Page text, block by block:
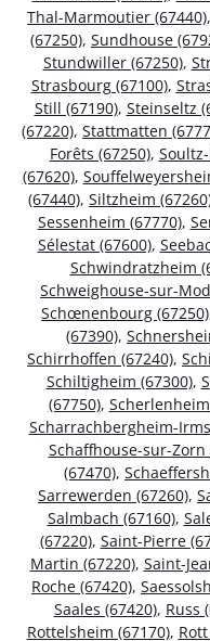
Thal-Marmoutier (67440),
(67250), Sundhouse
Stundwiller (67250),
Strasbourg (67100),
Still (67190), Steinseltz
(67220), Stattmatten
Forêts (67250),
(67620),
(67440), Siltzheim
Sessenheim (67770),
Sélestat (67600),
Schwindratzheim
Schweighouse-sur-
Schœnenbourg (67250)
(67390),
Schirrhoffen (67240),
Schiltigheim (67300),
(67750),
Scharrachbergheim-
Schaffhouse-sur-Zorn
(67470),
Sarrewerden (67260),
Salmbach (67160),
(67220), Saint-Pierre
Martin (67220), Saint-
Roche (67420),
Saales (67420), Russ
Rottelsheim (67170),